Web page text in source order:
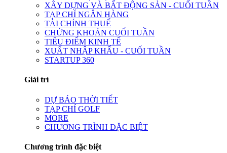
XÂY DỰNG VÀ BẤT ĐỘNG SẢN - CUỐI TUẦN
TẠP CHÍ NGÂN HÀNG
TÀI CHÍNH THUẾ
CHỨNG KHOÁN CUỐI TUẦN
TIÊU ĐIỂM KINH TẾ
XUẤT NHẬP KHẨU - CUỐI TUẦN
STARTUP 360
Giải trí
DỰ BÁO THỜI TIẾT
TẠP CHÍ GOLF
MORE
CHƯƠNG TRÌNH ĐẶC BIỆT
Chương trình đặc biệt